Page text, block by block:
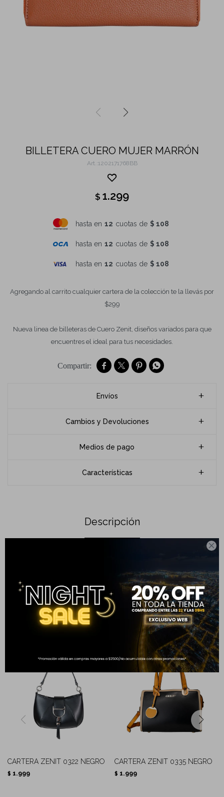

BILLETERA CUERO MUJER MARRÓN
1202171768BB
$ 1.299
hasta en 12 cuotas de $ 108
hasta en 12 cuotas de $ 108
hasta en 12 cuotas de $ 108
Agregando al carrito cualquier cartera de la colección te la llevás por
$299
Nueva linea de billeteras de Cuero Zenit, diseños variados para que
encuentres el ideal para tus necesidades.
   
Envíos
Cambios y Devoluciones
Medios de pago
Características
Descripción
Monedero con cierre
Completá tu compra
CARTERA ZENIT 0322 NEGRO
$ 1.999
CARTERA ZENIT 0335 NEGRO
$ 1.999